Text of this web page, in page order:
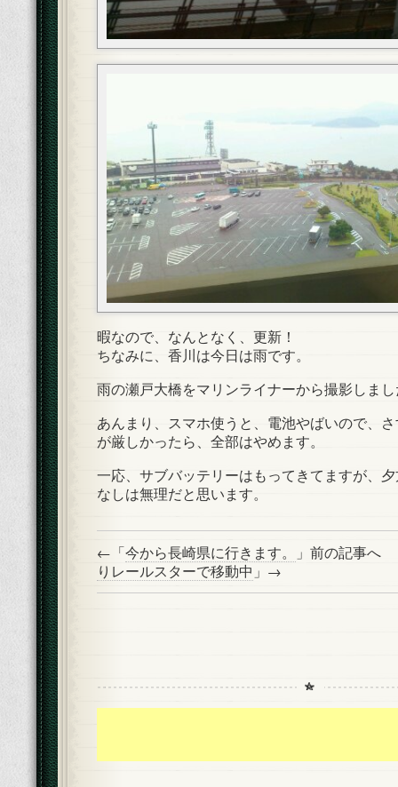
暇なので、なんとなく、更新！
ちなみに、香川は今日は雨です。
雨の瀬戸大橋をマリンライナーから撮影しま
あんまり、スマホ使うと、電池やばいので、
が厳しかったら、全部はやめます。
一応、サブバッテリーはもってきてますが、
なしは無理だと思います。
←「今から長崎県に行きます。
」前の記事
りレールスターで移動中 」→